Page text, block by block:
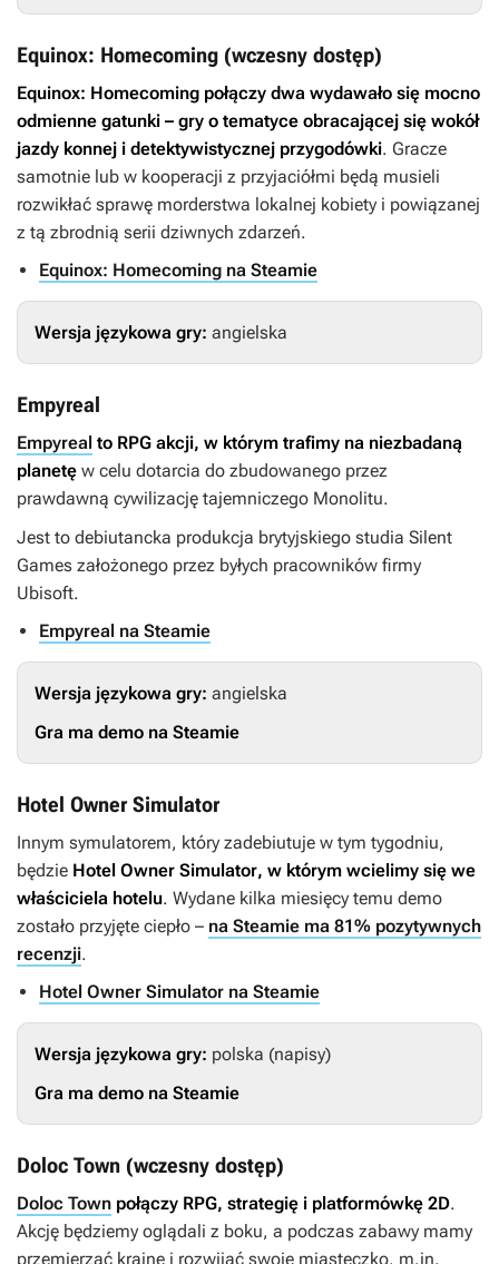
Equinox: Homecoming (wczesny dostęp)
Equinox: Homecoming połączy dwa wydawało się mocno
odmienne gatunki – gry o tematyce obracającej się wokół
jazdy konnej i detektywistycznej przygodówki. Gracze
samotnie lub w kooperacji z przyjaciółmi będą musieli
rozwikłać sprawę morderstwa lokalnej kobiety i powiązanej
z tą zbrodnią serii dziwnych zdarzeń.
Equinox: Homecoming na Steamie
Wersja językowa gry: angielska
Empyreal
Empyreal to RPG akcji, w którym trafimy na niezbadaną
planetę w celu dotarcia do zbudowanego przez
prawdawną cywilizację tajemniczego Monolitu.
Jest to debiutancka produkcja brytyjskiego studia Silent
Games założonego przez byłych pracowników firmy
Ubisoft.
Empyreal na Steamie
Wersja językowa gry: angielska
Gra ma demo na Steamie
Hotel Owner Simulator
Innym symulatorem, który zadebiutuje w tym tygodniu,
będzie Hotel Owner Simulator, w którym wcielimy się we
właściciela hotelu. Wydane kilka miesięcy temu demo
zostało przyjęte ciepło – na Steamie ma 81% pozytywnych
recenzji.
Hotel Owner Simulator na Steamie
Wersja językowa gry: polska (napisy)
Gra ma demo na Steamie
Doloc Town (wczesny dostęp)
Doloc Town połączy RPG, strategię i platformówkę 2D.
Akcję będziemy oglądali z boku, a podczas zabawy mamy
przemierzać krainę i rozwijać swoje miasteczko, m.in.